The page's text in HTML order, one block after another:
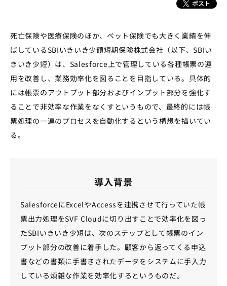
死亡保険や医療保険のほか、ペット保険でも大きく業績を伸
ばしているSBIいきいき少額短期保険株式会社（以下、SBIい
きいき少短）は、Salesforce上で管理している各種帳票の運
用を改善し、業務効率化を図ることを目指している。具体的
には帳票のアウトプット部分およびインプット部分を強化す
ることで非効率な作業をなくすというもので、最終的には帳
票処理の一連のプロセスを自動化するという構想を描いてい
る。
導入背景
SalesforceにExcelやAccessを連携させて行っていた帳
票出力処理をSVF Cloudに切り出すことで効率化を図っ
たSBIいきいき少短は、次のステップとして帳票のイン
プット部分の改善に着手した。顧客から返ってくる申込
書などの書類に手書きされたデータをシステムに手入力
している煩雑な作業を効率化するというものだ。